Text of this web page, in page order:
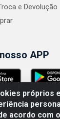
próprios
acordo com
e Devolução
APP